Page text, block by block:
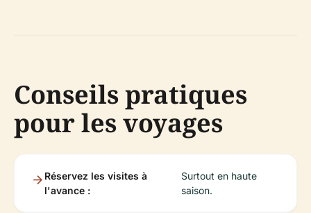
Conseils pratiques
pour les voyages
Réservez les visites à
l'avance :
Surtout en haute
saison.